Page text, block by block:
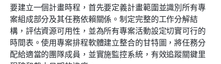
要建立一個計畫時程，首先要定義計畫範圍並識別所有專
案組成部分及其任務依賴關係。制定完整的工作分解結
構，評估資源可用性，並為所有專案活動設定切實可行的
時間表。使用專案排程軟體建立整合的甘特圖，將任務分
配給適當的團隊成員，並實施監控系統，有效追蹤關鍵里